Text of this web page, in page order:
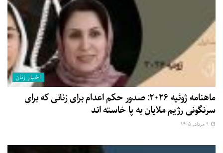
اخبار زنان
ماهنامه ژوئیه ۲۰۲۶: صدور حکم اعدام برای زنانی که برای
سرنگونی رژیم ملایان به پا خاسته اند